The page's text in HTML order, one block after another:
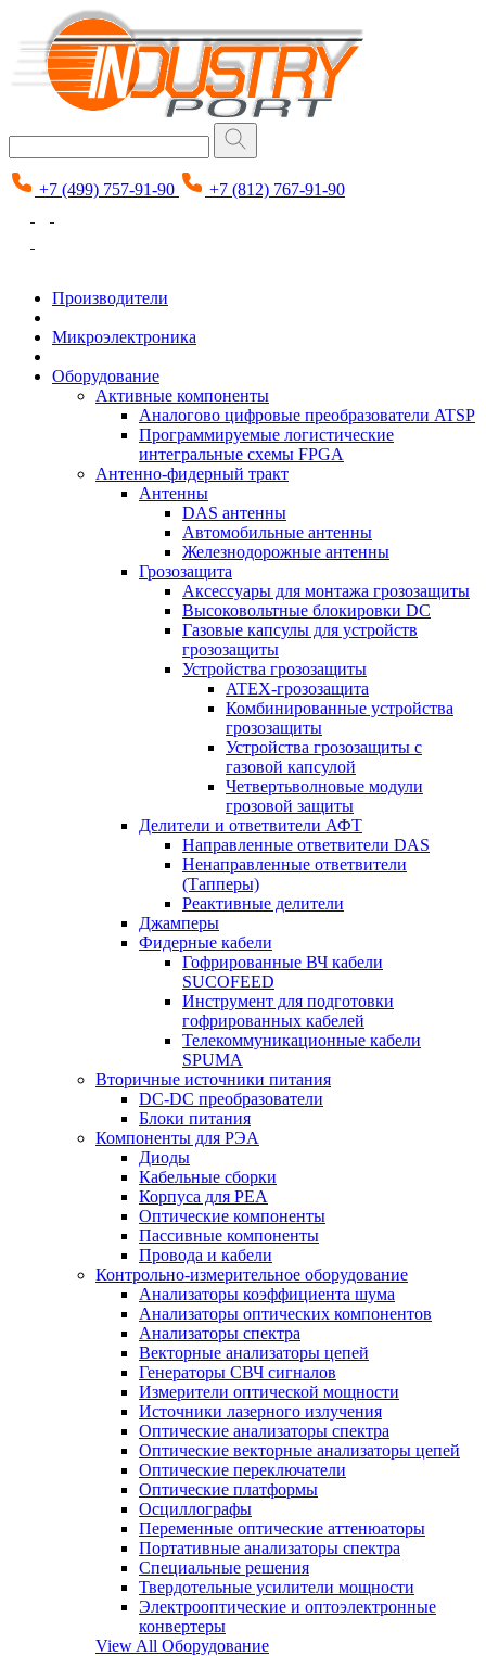
+7 (499) 757-91-90 +7 (812) 767-91-90
Производители
Микроэлектроника
Оборудование
Активные компоненты
Аналогово цифровые преобразователи ATSP
Программируемые логистические
интегральные схемы FPGA
Антенно-фидерный тракт
Антенны
DAS антенны
Автомобильные антенны
Железнодорожные антенны
Грозозащита
Аксессуары для монтажа грозозащиты
Высоковольтные блокировки DC
Газовые капсулы для устройств
грозозащиты
Устройства грозозащиты
ATEX-грозозащита
Комбинированные устройства
грозозащиты
Устройства грозозащиты с
газовой капсулой
Четвертьволновые модули
грозовой защиты
Делители и ответвители АФТ
Направленные ответвители DAS
Ненаправленные ответвители
(Тапперы)
Реактивные делители
Джамперы
Фидерные кабели
Гофрированные ВЧ кабели
SUCOFEED
Инструмент для подготовки
гофрированных кабелей
Телекоммуникационные кабели
SPUMA
Вторичные источники питания
DC-DC преобразователи
Блоки питания
Компоненты для РЭА
Диоды
Кабельные сборки
Корпуса для РЕА
Оптические компоненты
Пассивные компоненты
Провода и кабели
Контрольно-измерительное оборудование
Анализаторы коэффициента шума
Анализаторы оптических компонентов
Анализаторы спектра
Векторные анализаторы цепей
Генераторы СВЧ сигналов
Измерители оптической мощности
Источники лазерного излучения
Оптические анализаторы спектра
Оптические векторные анализаторы цепей
Оптические переключатели
Оптические платформы
Осциллографы
Переменные оптические аттенюаторы
Портативные анализаторы спектра
Специальные решения
Твердотельные усилители мощности
Электрооптические и оптоэлектронные
конвертеры
View All Оборудование